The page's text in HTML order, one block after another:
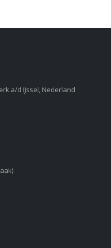
a/d IJssel, Nederland